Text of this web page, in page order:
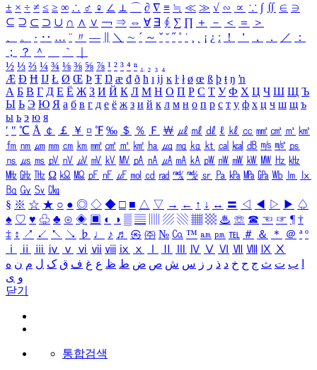
± × ÷ ≠ ≤ ≥ ∞ ∴ ♂ ♀ ∠ ⊥ ⌒ ∂ ∇ ≡ ≒ ≪ ≫ √ ∽ ∝ ∵ ∫ ∬ ∈ ∋
⊆ ⊇ ⊂ ⊃ ∪ ∩ ∧ ∨ ￢ ⇒ ⇔ ∀ ∃ ∮ ∑ ∏ ＋ － ＜ ＝
＞
、
。 · ‥ … ¨ 〃 ― ＼ ∼ ´ ～ ˇ ˘ ˝ ˚ ˙ ¸ ¡ ¿ ː ！ ＇ ， ． ／
：
；
？ ＾ ｀
½ ⅓ ⅔ ¼ ¾ ⅛ ⅜ ⅝ ⅞ ¹ ² ³ ⁴ ⁿ ₁ ₂ ₃ ₄
Æ Ð Ħ Ĳ Ł Ø Œ Þ Ŧ Ŋ æ đ ð ħ ı ĳ ĸ ŀ ł ø œ ß þ ŧ ŋ ŉ
А Б В Г Д Е Ё Ж З И Й К Л М Н О П Р С Т У Ф Х Ц Ч Ш Щ Ъ
Ы Ь Э Ю Я а б в г д е ё ж з и й к л м н о п р с т у ф х ц ч ш щ ъ
ы ь э ю я
′ ″ ℃ Å ￠ ￡ ￥ ¤ ℉ ‰ ＄ ％ Ｆ ￦ ㎕ ㎖ ㎗ ℓ ㎘ ㏄ ㎣ ㎤ ㎥ ㎦
㎙ ㎚ ㎛ ㎜ ㎝ ㎞ ㎟ ㎠ ㎡ ㎢ ㏊ ㎍ ㎎ ㎏ ㏏ ㎈ ㎉ ㏈ ㎧ ㎨ ㎰
㎱ ㎲ ㎳ ㎴ ㎵ ㎶ ㎷ ㎸ ㎹ ㎀ ㎁ ㎂ ㎃ ㎄ ㎺ ㎻ ㎽ ㎾ ㎿ ㎐ ㎑
㎒ ㎓ ㎔ Ω ㏀ ㏁ ㎊ ㎋ ㎌ ㏖ ㏅ ㎭ ㎮ ㎯ ㏛ ㎩ ㎪ ㎫ ㎬ ㏝ ㏐
㏓
㏃ ㏉ ㏜ ㏆
§ ※ ☆ ★ ○ ● ◎ ◇ ◆ □ ■ △ ▽ → ← ↑ ↓ ↔ 〓 ◁ ◀ ▷ ▶ ♤
♠ ♡ ♥ ♧ ♣ ⊙ ◈ ▣ ◐ ◑ ▒ ▤ ▨ ▧ ▦ ▩ ♨ ☏ ☎ ☜ ☞ ¶ †
‡ ↕ ↗ ↙ ↖ ↘ ♭ ♩ ♪ ♬ ㉿ ㈜ № ㏇ ™ ㏂ ㏘ ℡ ＃ ＆ ＊ ＠ ª º
ⅰ
ⅱ ⅲ ⅳ ⅴ ⅵ ⅶ ⅷ ⅸ ⅹ Ⅳ Ⅴ Ⅵ Ⅶ Ⅷ Ⅸ Ⅹ
ب ت ث ج ح خ د ذ ر ز س ش ص ض ط ظ ع غ ف ق ک ل م ن ه
و ی
닫기
통합검색